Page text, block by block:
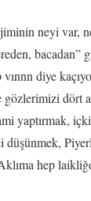
neyi var,
diye
dört
yaptırmak,
hep